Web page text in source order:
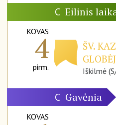
C Eilinis
KOVAS
4
pirm.
ŠV.
Iškilmė
C Gavėnia
KOVAS